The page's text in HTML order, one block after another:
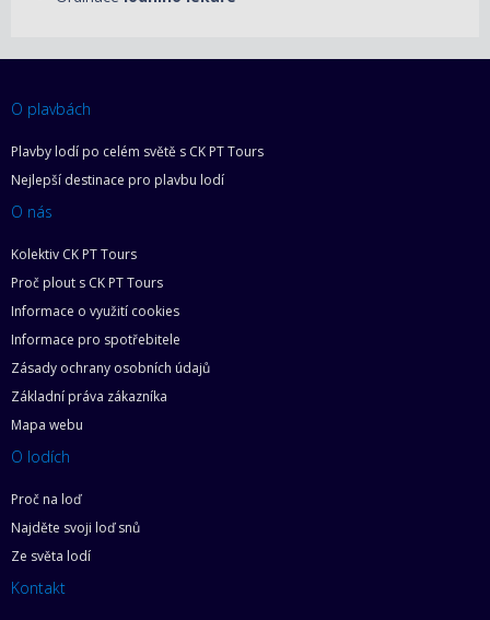
O plavbách
Plavby lodí po celém světě s CK PT Tours
Nejlepší destinace pro plavbu lodí
O nás
Kolektiv CK PT Tours
Proč plout s CK PT Tours
Informace o využití cookies
Informace pro spotřebitele
Zásady ochrany osobních údajů
Základní práva zákazníka
Mapa webu
O lodích
Proč na loď
Najděte svoji loď snů
Ze světa lodí
Kontakt